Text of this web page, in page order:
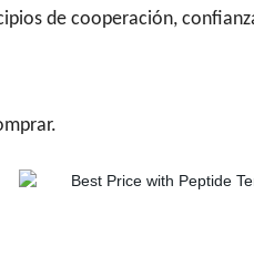
de cooperación,